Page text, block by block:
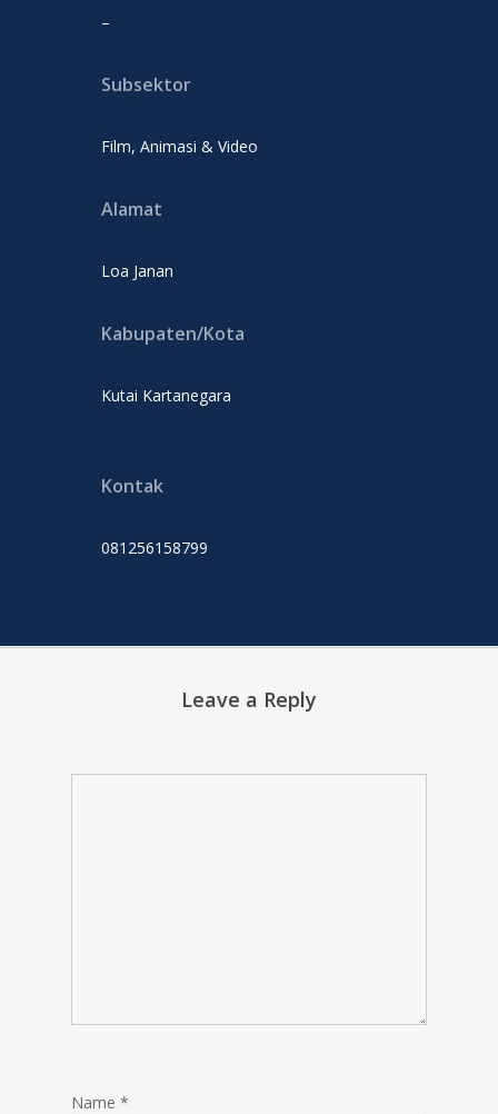
–
Subsektor
Film, Animasi & Video
Alamat
Loa Janan
Kabupaten/Kota
Kutai Kartanegara
Kontak
081256158799
Leave a Reply
Name *